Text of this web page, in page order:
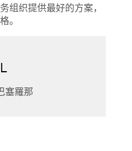
组织提供最好的方案，
。
塞羅那